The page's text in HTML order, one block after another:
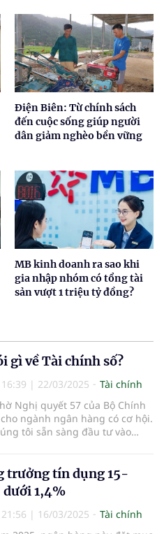
Điện Biên: Từ chính sách
đến cuộc sống giúp người
dân giảm nghèo bền vững
MB kinh doanh ra sao khi
gia nhập nhóm có tổng tài
sản vượt 1 triệu tỷ đồng?
gì về Tài chính số?
16:39 | 22/03/2025
Tài chính
Nghị quyết 57 của Bộ Chính
ngành ngân hàng có cơ hội.
tôi sẵn sàng đầu tư vào
viên HĐQT Ngân hàng TMCP
nhấn mạnh.
trưởng tín dụng 15-
dưới 1,4%
21:56 | 16/03/2025
Tài chính